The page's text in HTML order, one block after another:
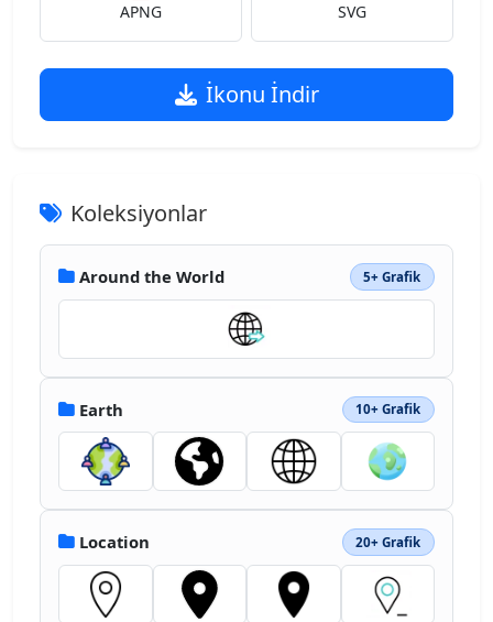
APNG SVG
İkonu İndir
Koleksiyonlar
Around the World 5+ Grafik
Earth 10+ Grafik
Location 20+ Grafik